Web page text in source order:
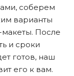
соберем
варианты
После
и сроки
готов, наш
его к вам.